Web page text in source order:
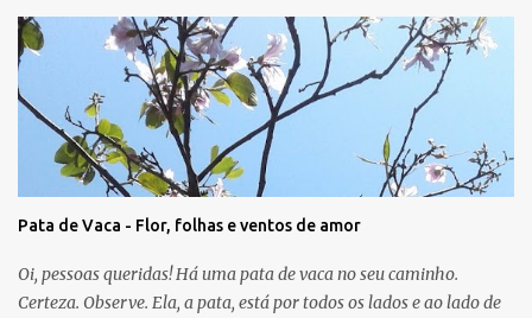
devido as condições de umidade, falta de luz e falta de ventilação.
As manchas escuras podem aparecer nas paredes, no teto e até
mesmo no chão e, em geral, o mofo é causado por micro-
organismos (fungos, algas) que se proliferam com a umidade.
Para o Feng Shui, o mofo pode ser um sinal de que a energia do
guá em que ele aparece não vai bem. A casa pode mostrar, por
meio dessa manifestação física, que o relacionamento, o sucesso, o
trabalho, a saúde, a criatividade, a família, os amigos e/ou a
espiritualidade precisam de atenção. A cura será uma nova
pintura, somada a melhor ventilação do ...
Pata de Vaca - Flor, folhas e ventos de amor
Oi, pessoas queridas! Há uma pata de vaca no seu caminho.
Certeza. Observe. Ela, a pata, está por todos os lados e ao lado de